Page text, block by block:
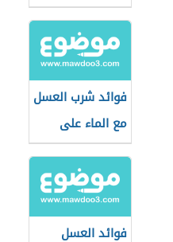
فوائد شرب العسل
مع الماء على
الريق
فوائد العسل